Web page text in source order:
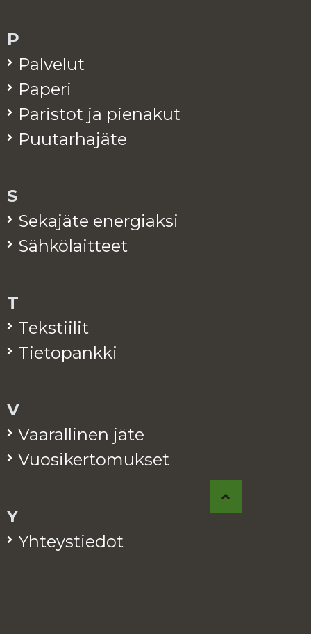
P
Pal­ve­lut
Pa­pe­ri
Pa­ris­tot ja pie­na­kut
Puu­tar­ha­jä­te
S
Se­ka­jä­te ener­giak­si
Säh­kö­lait­teet
T
Teks­tii­lit
Tie­to­pank­ki
V
Vaa­ral­li­nen jäte
Vuo­si­ker­to­muk­set
Y
Yh­teys­tie­dot